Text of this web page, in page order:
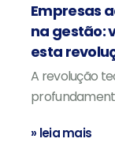
Empresas
na gestão:
esta
A revolução
» leia mais